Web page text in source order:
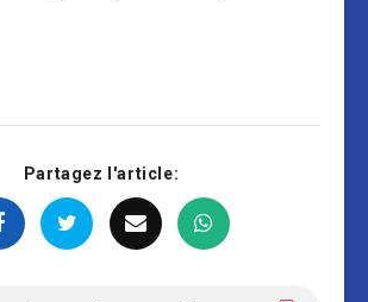
Partagez l'article: